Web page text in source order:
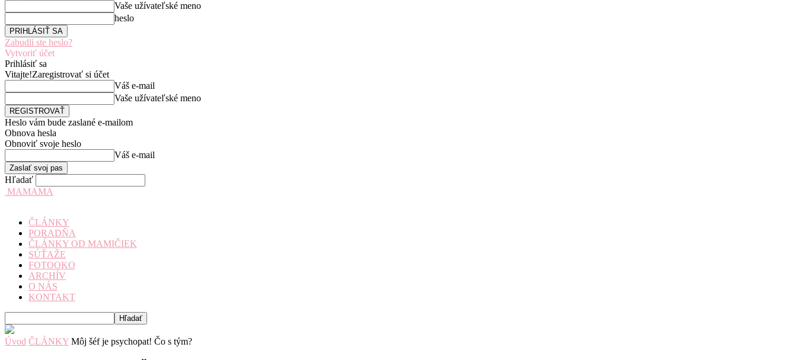
Vaše užívateľské meno
heslo
Zabudli ste heslo?
Vytvoriť účet
Prihlásiť sa
Vitajte!Zaregistrovať si účet
Váš e-mail
Vaše užívateľské meno
Heslo vám bude zaslané e-mailom
Obnova hesla
Obnoviť svoje heslo
Váš e-mail
Hľadať
MAMAMA
ČLÁNKY
PORADŇA
ČLÁNKY OD MAMIČIEK
SÚŤAŽE
FOTOOKO
ARCHÍV
O NÁS
KONTAKT
Úvod ČLÁNKY Môj šéf je psychopat! Čo s tým?